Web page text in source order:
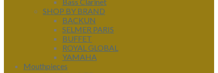
SHOP BY BRAND
BACKUN
SELMER PARIS
BUFFET
ROYAL GLOBAL
YAMAHA
Mouthpieces